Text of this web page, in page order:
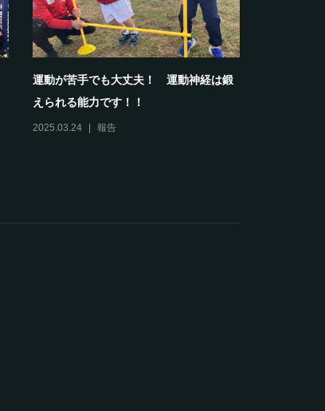
運動が苦手でも大丈夫！ 運動神経は鍛
えられる能力です！！
2025.03.24 報告